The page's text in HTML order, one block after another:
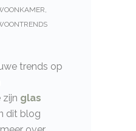
,
trends op
glas
dit blog